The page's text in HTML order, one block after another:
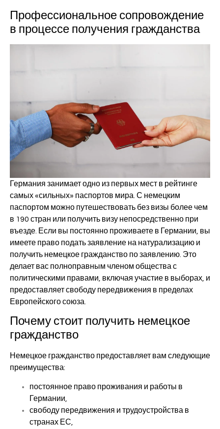
Профессиональное сопровождение
в процессе получения гражданства
Германия занимает одно из первых мест в рейтинге
самых «сильных» паспортов мира. С немецким
паспортом можно путешествовать без визы более чем
в 190 стран или получить визу непосредственно при
въезде. Если вы постоянно проживаете в Германии, вы
имеете право подать заявление на натурализацию и
получить немецкое гражданство по заявлению. Это
делает вас полноправным членом общества с
политическими правами, включая участие в выборах, и
предоставляет свободу передвижения в пределах
Европейского союза.
Почему стоит получить немецкое
гражданство
Немецкое гражданство предоставляет вам следующие
преимущества:
постоянное право проживания и работы в
Германии,
свободу передвижения и трудоустройства в
странах ЕС,